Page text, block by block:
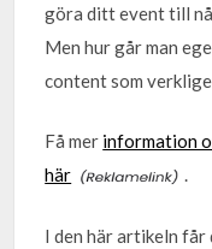
göra ditt event till
Men hur går man
content som
Få mer information
här
.
I den här artikeln får